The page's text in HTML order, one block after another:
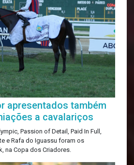
apresentados também
a cavalariços
Passion of Detail, Paid In Full,
e Rafa do Iguassu foram os
na Copa dos Criadores.